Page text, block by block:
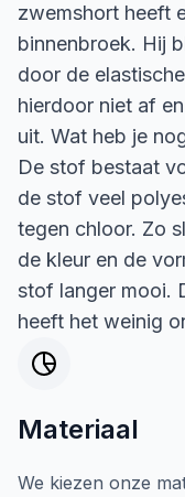
zwemshort heeft
binnenbroek. Hij
door de
hierdoor niet af
uit. Wat heb je
De stof bestaat
de stof veel
tegen chloor. Zo
de kleur en de
stof langer mooi.
heeft het weinig
Materiaal
We kiezen onze